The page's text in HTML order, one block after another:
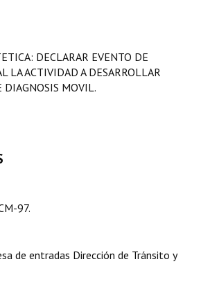
DECLARAR EVENTO DE
LA ACTIVIDAD A DESARROLLAR
MOVIL.
97.
de entradas Dirección de Tránsito y